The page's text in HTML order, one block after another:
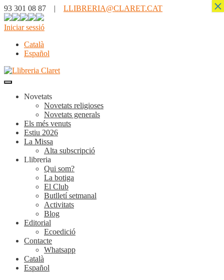
93 301 08 87 | LLIBRERIA@CLARET.CAT
Iniciar sessió
Català
Español
Novetats
Novetats religioses
Novetats generals
Els més venuts
Estiu 2026
La Missa
Alta subscripció
Llibreria
Qui som?
La botiga
El Club
Butlletí setmanal
Activitats
Blog
Editorial
Ecoedició
Contacte
Whatsapp
Català
Español
×